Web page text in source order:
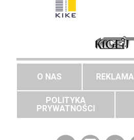
O NAS REKLAMA
POLITYKA
PRYWATNOŚCI